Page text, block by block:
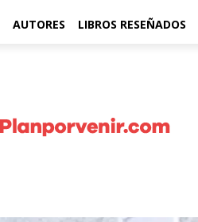
AUTORES LIBROS RESEÑADOS